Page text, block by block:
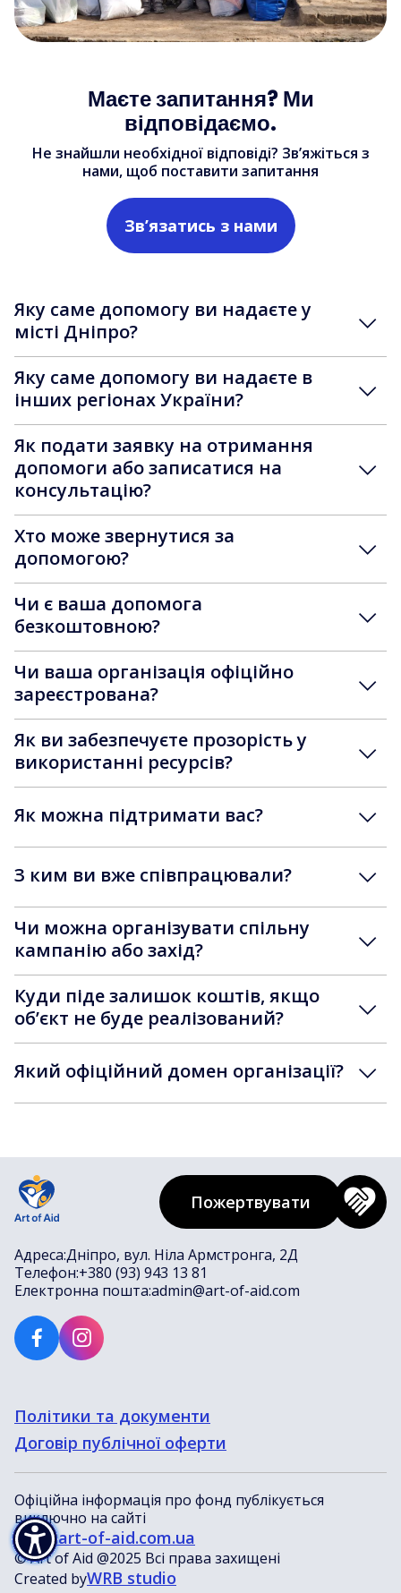
Маєте запитання? Ми
відповідаємо.
Не знайшли необхідної відповіді? Зв’яжіться з
нами, щоб поставити запитання
Зв’язатись з нами
Яку саме допомогу ви надаєте у
місті Дніпро?
Яку саме допомогу ви надаєте в
інших регіонах України?
Як подати заявку на отримання
допомоги або записатися на
консультацію?
Хто може звернутися за
допомогою?
Чи є ваша допомога
безкоштовною?
Чи ваша організація офіційно
зареєстрована?
Як ви забезпечуєте прозорість у
використанні ресурсів?
Як можна підтримати вас?
З ким ви вже співпрацювали?
Чи можна організувати спільну
кампанію або захід?
Куди піде залишок коштів, якщо
обʼєкт не буде реалізований?
Який офіційний домен організації?
Адреса:Дніпро, вул. Ніла Армстронга, 2Д
Телефон:+380 (93) 943 13 81
Електронна пошта:admin@art-of-aid.com
Пожертвувати
Політики та документи
Договір публічної оферти
Офіційна інформація про фонд публікується
виключно на сайті
www.art-of-aid.com.ua
© Art of Aid @2025 Всі права захищені
Created byWRB studio